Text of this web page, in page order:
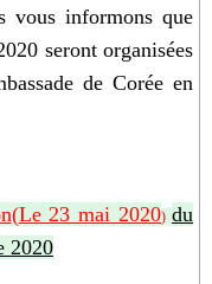
vous informons que
seront organisées
de Corée en
(Le 23 mai 2020) du
2020